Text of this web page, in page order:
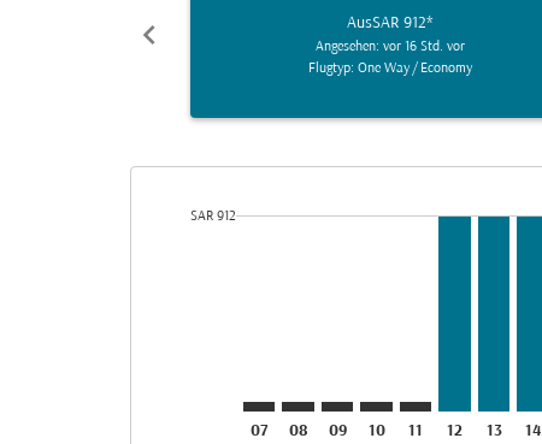
chevron_left AusSAR 912*
Angesehen: vor 16 Std. vor
Flugtyp: One Way / Economy
SAR 912Displaying fares for August-2026
07 08 09 10 11 12 13 14